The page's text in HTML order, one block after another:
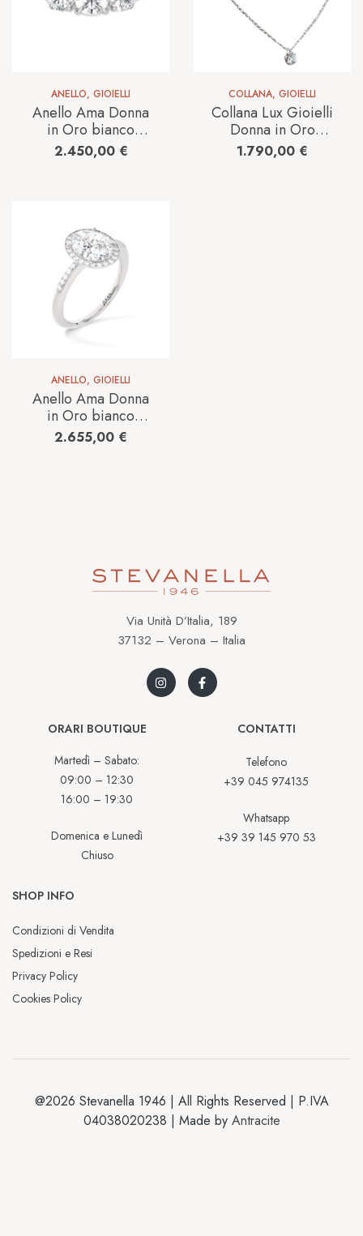
ANELLO, GIOIELLI
Anello Ama Donna
in Oro bianco
Diamante Lab
Grown AMA-AN-
2.450,00 €
COLLANA, GIOIELLI
Collana Lux Gioielli
Donna in Oro
bianco Diamante
CLL0122 030WBI
1.790,00 €
ANELLO, GIOIELLI
Anello Ama Donna
in Oro bianco
Diamante Lab
Grown AMA-AN-
2.655,00 €
Via Unità D’Italia, 189
37132 – Verona – Italia
ORARI BOUTIQUE
Martedì – Sabato:
09:00 – 12:30
16:00 – 19:30
Domenica e Lunedì
Chiuso
CONTATTI
Telefono
+39 045 974135
Whatsapp
+39 39 145 970 53
SHOP INFO
Condizioni di Vendita
Spedizioni e Resi
Privacy Policy
Cookies Policy
@2026 Stevanella 1946 | All Rights Reserved | P.IVA
04038020238 | Made by Antracite